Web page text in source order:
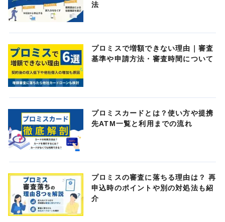
法
プロミスで増額できない理由｜審査
基準や申請方法・審査時間について
プロミスカードとは？使い方や提携
先ATM一覧と利用までの流れ
プロミスの審査に落ちる理由は？ 再
申込時のポイントや別の対処法も紹
介